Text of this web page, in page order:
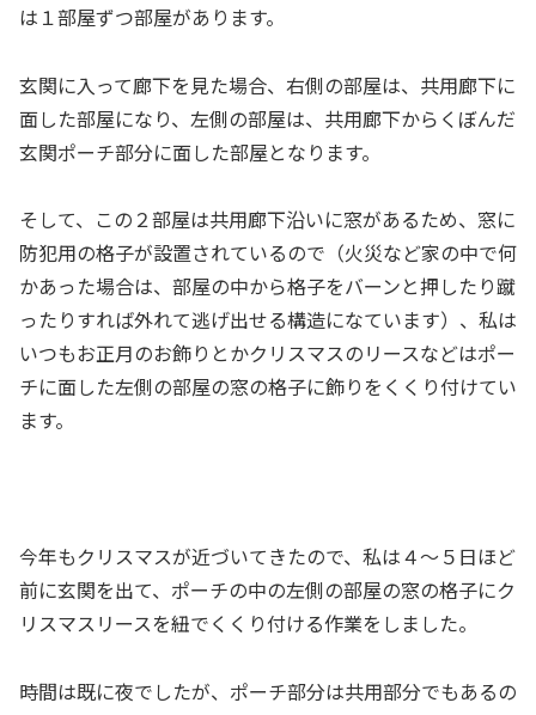
は１部屋ずつ部屋があります。
玄関に入って廊下を見た場合、右側の部屋は、共用廊下に
面した部屋になり、左側の部屋は、共用廊下からくぼんだ
玄関ポーチ部分に面した部屋となります。
そして、この２部屋は共用廊下沿いに窓があるため、窓に
防犯用の格子が設置されているので（火災など家の中で何
かあった場合は、部屋の中から格子をバーンと押したり蹴
ったりすれば外れて逃げ出せる構造になています）、私は
いつもお正月のお飾りとかクリスマスのリースなどはポー
チに面した左側の部屋の窓の格子に飾りをくくり付けてい
ます。
今年もクリスマスが近づいてきたので、私は４～５日ほど
前に玄関を出て、ポーチの中の左側の部屋の窓の格子にク
リスマスリースを紐でくくり付ける作業をしました。
時間は既に夜でしたが、ポーチ部分は共用部分でもあるの